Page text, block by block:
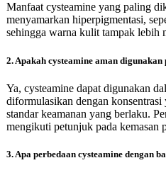
Manfaat cysteamine yang paling
menyamarkan hiperpigmentasi,
sehingga warna kulit tampak lebih
2. Apakah cysteamine aman digunakan
Ya, cysteamine dapat digunakan
diformulasikan dengan konsentrasi
standar keamanan yang berlaku.
mengikuti petunjuk pada kemasan
3. Apa perbedaan cysteamine dengan